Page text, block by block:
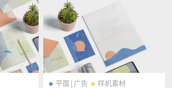
平面|广告 样机素材